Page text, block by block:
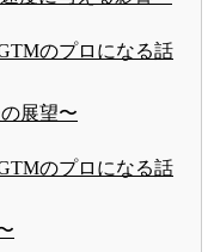
のプロになる話
展望〜
のプロになる話